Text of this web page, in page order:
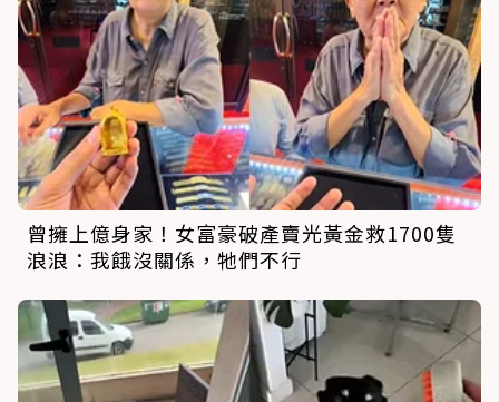
曾擁上億身家！女富豪破產賣光黃金救1700隻
浪浪：我餓沒關係，牠們不行